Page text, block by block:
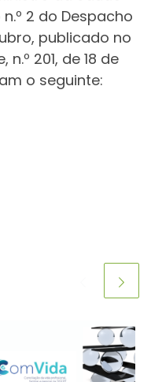
2 do Despacho
publicado no
201, de 18 de
o seguinte: